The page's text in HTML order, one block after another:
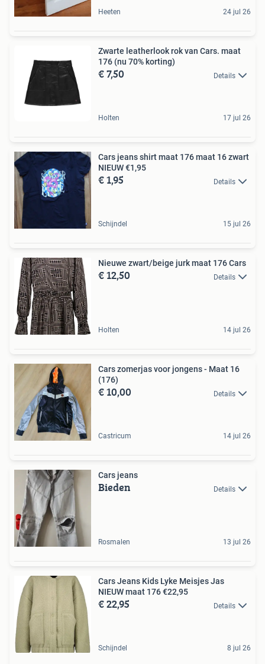
Heeten 24 jul 26
Zwarte leatherlook rok van Cars. maat
176 (nu 70% korting)
€ 7,50 Details
Holten 17 jul 26
Cars jeans shirt maat 176 maat 16 zwart
NIEUW €1,95
€ 1,95 Details
Schijndel 15 jul 26
Nieuwe zwart/beige jurk maat 176 Cars
€ 12,50 Details
Holten 14 jul 26
Cars zomerjas voor jongens - Maat 16
(176)
€ 10,00 Details
Castricum 14 jul 26
Cars jeans
Bieden Details
Rosmalen 13 jul 26
Cars Jeans Kids Lyke Meisjes Jas
NIEUW maat 176 €22,95
€ 22,95 Details
Schijndel 8 jul 26